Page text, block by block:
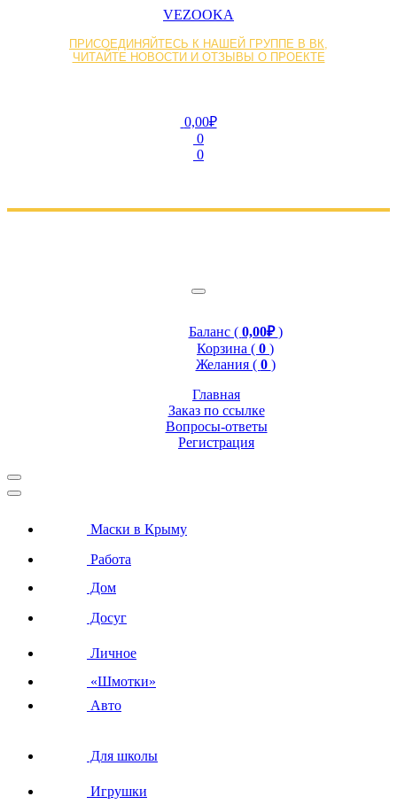
VEZOOKA
ПРИСОЕДИНЯЙТЕСЬ К НАШЕЙ ГРУППЕ В ВК,
ЧИТАЙТЕ НОВОСТИ И ОТЗЫВЫ О ПРОЕКТЕ
0,00₽
0
0
Баланс ( 0,00₽)
Корзина ( 0 )
Желания ( 0 )
Главная
Заказ по ссылке
Вопросы-ответы
Регистрация
Маски в Крыму
Работа
Дом
Досуг
Личное
«Шмотки»
Авто
Для школы
Игрушки